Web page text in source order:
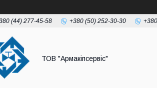
(44) 277-45-58 +380 (50) 252-30-30
ТОВ "Армакіпсервіс"